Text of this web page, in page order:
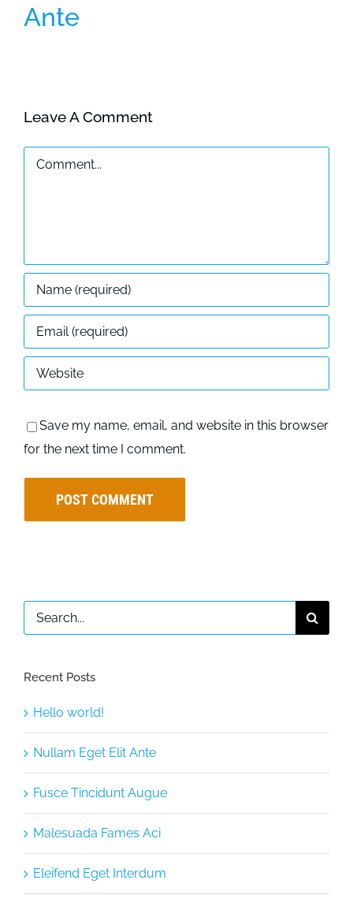
Ante
Leave A Comment
Comment
Save my name, email, and website in this browser
for the next time I comment.
Search
for:
Recent Posts
Hello world!
Nullam Eget Elit Ante
Fusce Tincidunt Augue
Malesuada Fames Aci
Eleifend Eget Interdum